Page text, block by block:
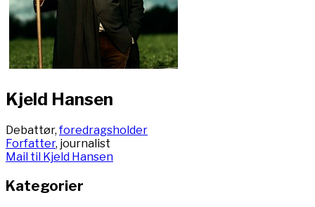
Kjeld Hansen
Debattør,foredragsholder
Forfatter, journalist
Mail til Kjeld Hansen
Kategorier